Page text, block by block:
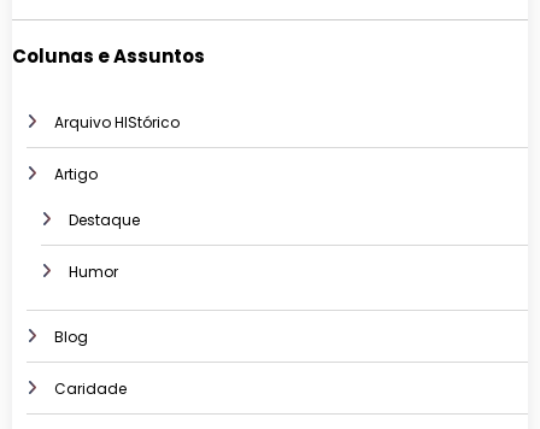
Colunas e Assuntos
Arquivo HIStórico
Artigo
Destaque
Humor
Blog
Caridade